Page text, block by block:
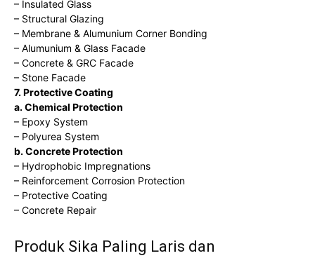
– Insulated Glass
– Structural Glazing
– Membrane & Alumunium Corner Bonding
– Alumunium & Glass Facade
– Concrete & GRC Facade
– Stone Facade
7. Protective Coating
a. Chemical Protection
– Epoxy System
– Polyurea System
b. Concrete Protection
– Hydrophobic Impregnations
– Reinforcement Corrosion Protection
– Protective Coating
– Concrete Repair
Produk Sika Paling Laris dan